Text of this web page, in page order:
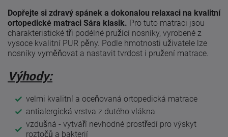
Dopřejte si zdravý spánek a dokonalou relaxaci na kvalitní
ortopedické matraci Sára klasik. Pro tuto matraci jsou
charakteristické tři podélné pružící nosníky, vyrobené z
vysoce kvalitní PUR pěny. Podle hmotnosti uživatele lze
nosníky vyměňovat a nastavit tvrdost i pružení matrace.
Výhody:
velmi kvalitní a oceňovaná ortopedická matrace
antialergická vrstva z dutého vlákna
vzdušná - vytváří nevhodné prostředí pro výskyt
roztočů a bakterií